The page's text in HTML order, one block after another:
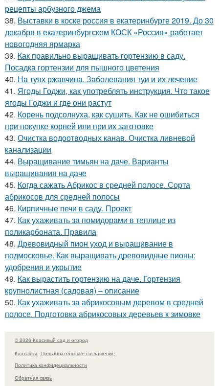
рецепты арбузного джема
38. Выставки в коске россия в екатеринбурге 2019. До 30
декабря в екатеринбургском КОСК «Россия» работает
новогодняя ярмарка
39. Как правильно выращивать гортензию в саду.
Посадка гортензии для пышного цветения
40. На туях ржавчина. Заболевания туи и их лечение
41. Ягоды Годжи, как употреблять инструкция. Что такое
ягоды Годжи и где они растут
42. Корень подсолнуха, как сушить. Как не ошибиться
при покупке корней или при их заготовке
43. Очистка водоотводных канав. Очистка ливневой
канализации
44. Выращивание тимьян на даче. Варианты
выращивания на даче
45. Когда сажать Абрикос в средней полосе. Сорта
абрикосов для средней полосы
46. Кирпичные печи в саду. Проект
47. Как ухаживать за помидорами в теплице из
поликарбоната. Правила
48. Древовидный пион уход и выращивание в
подмосковье. Как выращивать древовидные пионы:
удобрения и укрытие
49. Как вырастить гортензию на даче. Гортензия
крупнолистная (садовая) – описание
50. Как ухаживать за абрикосовым деревом в средней
полосе. Подготовка абрикосовых деревьев к зимовке
© 2026 Красивый сад и огород
Контакты
Пользовательское соглашение
Политика конфидециальности
Обратная связь